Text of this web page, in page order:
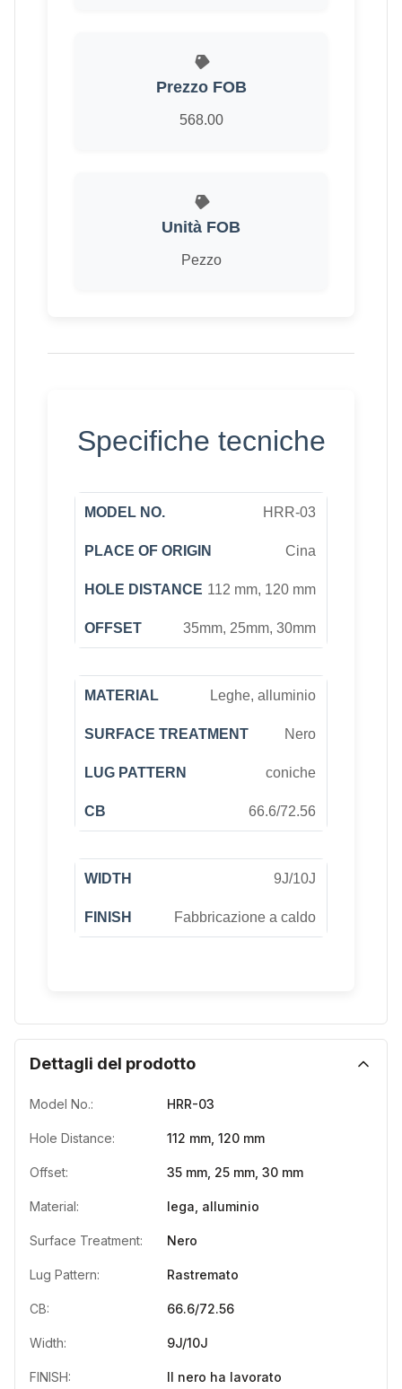
Prezzo FOB
568.00
Unità FOB
Pezzo
Specifiche tecniche
HRR-03
Cina
112 mm, 120 mm
35mm, 25mm, 30mm
Leghe, alluminio
Nero
coniche
66.6/72.56
9J/10J
Fabbricazione a caldo
Dettagli del prodotto
Model No.: HRR-03
Hole Distance: 112 mm, 120 mm
Offset: 35 mm, 25 mm, 30 mm
Material: lega, alluminio
Surface Treatment: Nero
Lug Pattern: Rastremato
CB: 66.6/72.56
Width: 9J/10J
FINISH: Il nero ha lavorato